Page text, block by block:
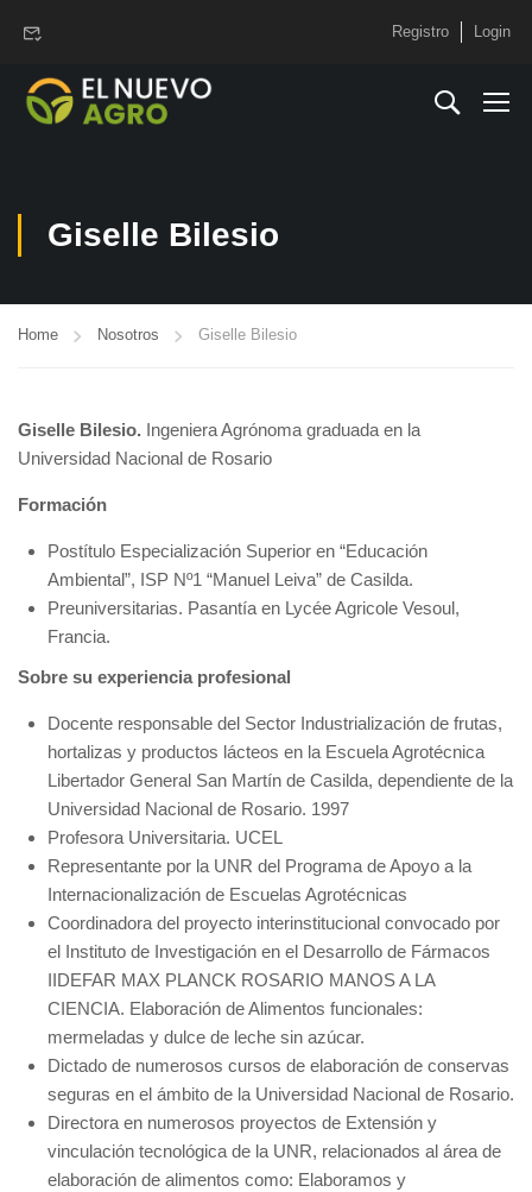
Registro Login
Giselle Bilesio
Home Nosotros Giselle Bilesio
Giselle Bilesio. Ingeniera Agrónoma graduada en la
Universidad Nacional de Rosario
Formación
Postítulo Especialización Superior en “Educación
Ambiental”, ISP Nº1 “Manuel Leiva” de Casilda.
Preuniversitarias. Pasantía en Lycée Agricole Vesoul,
Francia.
Sobre su experiencia profesional
Docente responsable del Sector Industrialización de frutas,
hortalizas y productos lácteos en la Escuela Agrotécnica
Libertador General San Martín de Casilda, dependiente de la
Universidad Nacional de Rosario. 1997
Profesora Universitaria. UCEL
Representante por la UNR del Programa de Apoyo a la
Internacionalización de Escuelas Agrotécnicas
Coordinadora del proyecto interinstitucional convocado por
el Instituto de Investigación en el Desarrollo de Fármacos
IIDEFAR MAX PLANCK ROSARIO MANOS A LA
CIENCIA. Elaboración de Alimentos funcionales:
mermeladas y dulce de leche sin azúcar.
Dictado de numerosos cursos de elaboración de conservas
seguras en el ámbito de la Universidad Nacional de Rosario.
Directora en numerosos proyectos de Extensión y
vinculación tecnológica de la UNR, relacionados al área de
elaboración de alimentos como: Elaboramos y